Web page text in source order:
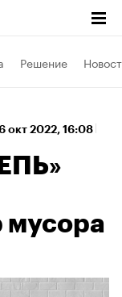
Решение
окт 2022, 16:08
мусора